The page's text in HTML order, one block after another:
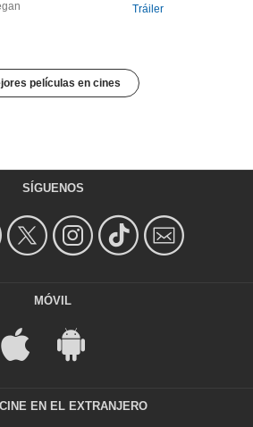
Tráiler
películas en cines
SÍGUENOS
MÓVIL
EN EL EXTRANJERO